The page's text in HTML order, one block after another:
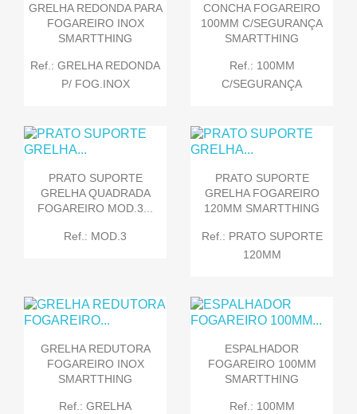
GRELHA REDONDA PARA
FOGAREIRO INOX
SMARTTHING
Ref.: GRELHA REDONDA
P/ FOG.INOX
CONCHA FOGAREIRO
100MM C/SEGURANÇA
SMARTTHING
Ref.: 100MM
C/SEGURANÇA
PRATO SUPORTE
GRELHA QUADRADA
FOGAREIRO MOD.3...
Ref.: MOD.3
PRATO SUPORTE
GRELHA FOGAREIRO
120MM SMARTTHING
Ref.: PRATO SUPORTE
120MM
GRELHA REDUTORA
FOGAREIRO INOX
SMARTTHING
Ref.: GRELHA
ESPALHADOR
FOGAREIRO 100MM
SMARTTHING
Ref.: 100MM